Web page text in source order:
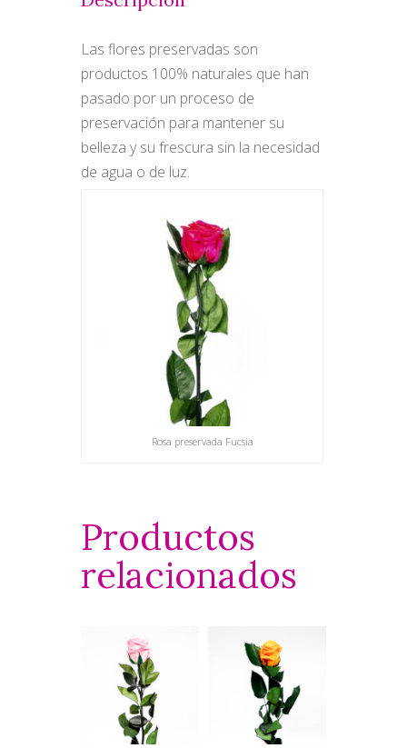
Las flores preservadas son
productos 100% naturales que han
pasado por un proceso de
preservación para mantener su
belleza y su frescura sin la necesidad
de agua o de luz.
Rosa preservada Fucsia
Productos
relacionados